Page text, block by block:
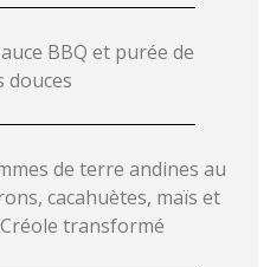
BBQ et purée de
douces
de terre andines au
cacahuètes, maïs et
transformé